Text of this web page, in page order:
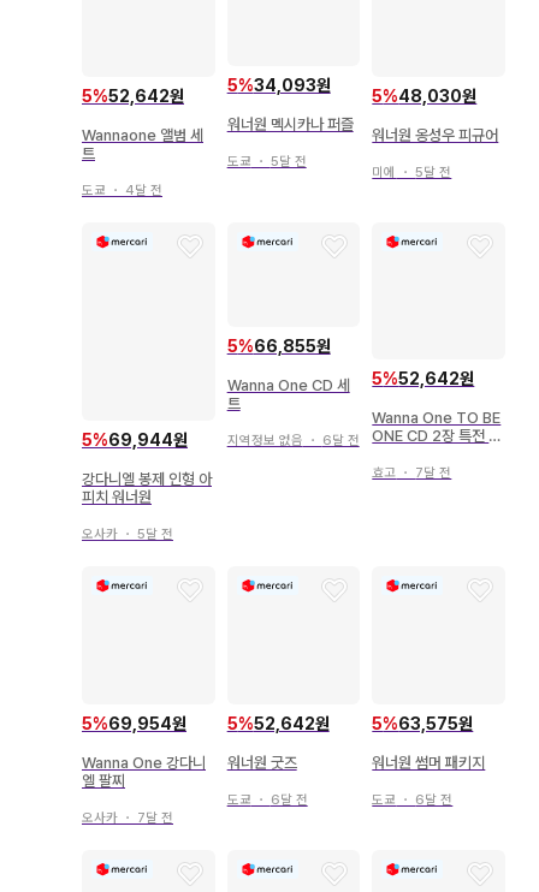
5%52,642원
Wannaone 앨범 세
트
도쿄 ・ 4달 전
5%34,093원
워너원 멕시카나 퍼즐
도쿄 ・ 5달 전
5%48,030원
워너원 옹성우 피규어
미에 ・5달 전
5%69,944원
강다니엘 봉제 인형 아
피치 워너원
오사카 ・ 5달 전
5%66,855원
Wanna One CD 세
트
지역정보 없음 ・ 6달 전
5%52,642원
Wanna One TO BE
ONE CD 2장 특전 카
효고 ・ 7달 전
5%69,954원
Wanna One 강다니
엘 팔찌
오사카 ・ 7달 전
5%52,642원
워너원 굿즈
도쿄 ・ 6달 전
5%63,575원
워너원 썸머 패키지
도쿄 ・ 6달 전